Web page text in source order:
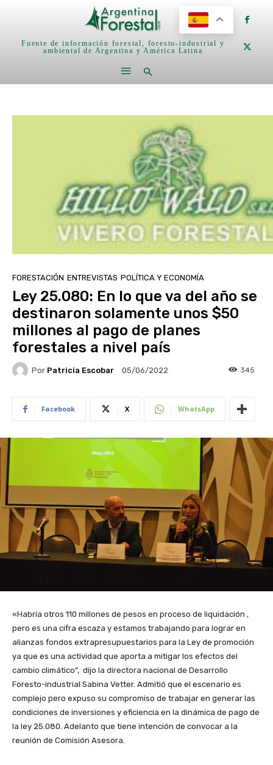
Fuente de información forestal, foresto-industrial y
ambiental de Argentina y América Latina
FORESTACIÓN ENTREVISTAS POLÍTICA Y ECONOMÍA
Ley 25.080: En lo que va del año se
destinaron solamente unos $50
millones al pago de planes
forestales a nivel país
Por Patricia Escobar 05/06/2022 345
Facebook X WhatsApp
«Habría otros 110 millones de pesos en proceso de liquidación ,
pero es una cifra escaza y estamos trabajando para lograr en
alianzas fondos extrapresupuestarios para la Ley de promoción
ya que es una actividad que aporta a mitigar los efectos del
cambio climático”, dijo la directora nacional de Desarrollo
Foresto-industrial Sabina Vetter. Admitió que el escenario es
complejo pero expuso su compromiso de trabajar en generar las
condiciones de inversiones y eficiencia en la dinámica de pago de
la ley 25.080. Adelanto que tiene intención de convocar a la
reunión de Comisión Asesora.